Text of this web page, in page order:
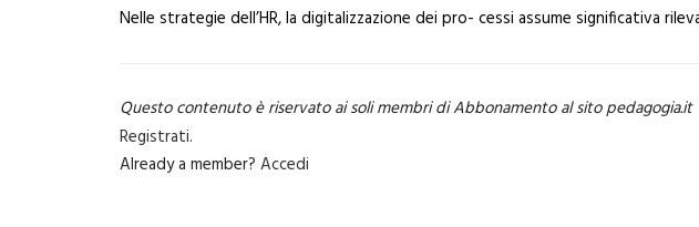
Nelle strategie dell’HR, la digitalizzazione dei pro- cessi assume significativa
Questo contenuto è riservato ai soli membri di Abbonamento al sito pedagogia.it
Registrati.
Already a member? Accedi